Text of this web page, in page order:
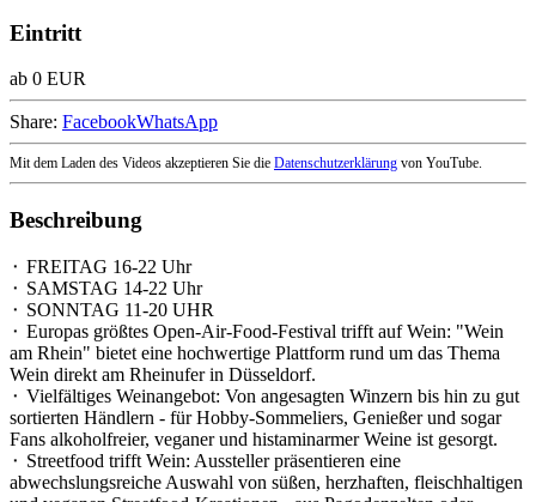
Eintritt
ab 0 EUR
Share: FacebookWhatsApp
Mit dem Laden des Videos akzeptieren Sie die Datenschutzerklärung von YouTube.
Beschreibung
⬝ FREITAG 16-22 Uhr
⬝ SAMSTAG 14-22 Uhr
⬝ SONNTAG 11-20 UHR
⬝ Europas größtes Open-Air-Food-Festival trifft auf Wein: "Wein
am Rhein" bietet eine hochwertige Plattform rund um das Thema
Wein direkt am Rheinufer in Düsseldorf.
⬝ Vielfältiges Weinangebot: Von angesagten Winzern bis hin zu gut
sortierten Händlern - für Hobby-Sommeliers, Genießer und sogar
Fans alkoholfreier, veganer und histaminarmer Weine ist gesorgt.
⬝ Streetfood trifft Wein: Aussteller präsentieren eine
abwechslungsreiche Auswahl von süßen, herzhaften, fleischhaltigen